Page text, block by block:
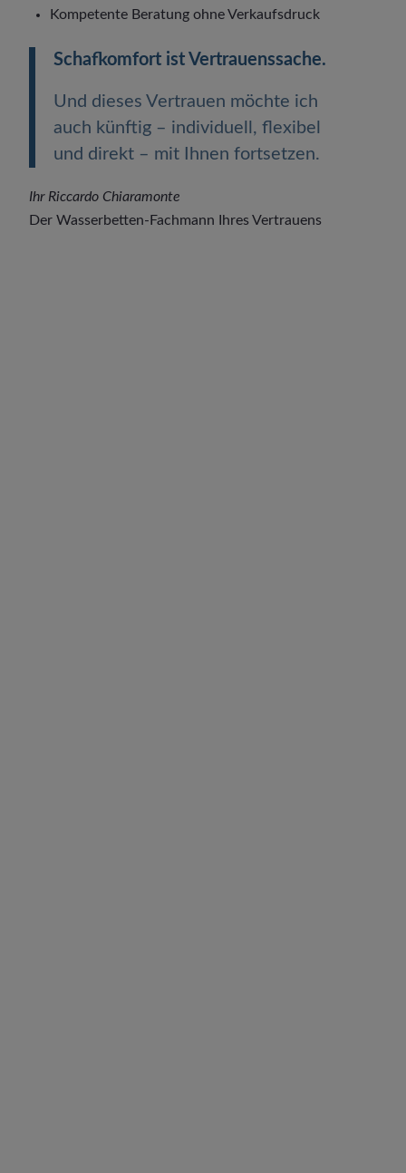
Kompetente Beratung ohne Verkaufsdruck
Schafkomfort ist Vertrauenssache.
Und dieses Vertrauen möchte ich
auch künftig – individuell, flexibel
und direkt – mit Ihnen fortsetzen.
Ihr Riccardo Chiaramonte
Der Wasserbetten-Fachmann Ihres Vertrauens